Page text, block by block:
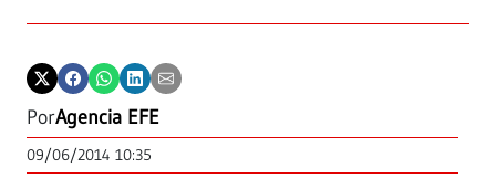
PorAgencia EFE
09/06/2014 10:35